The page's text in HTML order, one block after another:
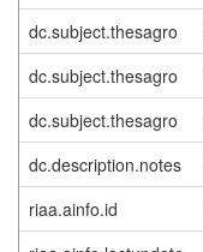
dc.subject.thesagro
dc.subject.thesagro
dc.subject.thesagro
dc.description.notes
riaa.ainfo.id